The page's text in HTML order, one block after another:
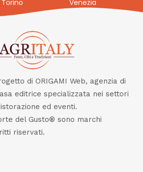
Torino Venezia
di ORIGAMI Web, agenzia di
editrice specializzata nei settori
ed eventi.
del Gusto® sono marchi
riservati.